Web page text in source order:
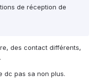
de réception de
des contact différents,
dc pas sa non plus.